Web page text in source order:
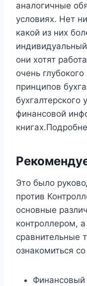
аналогичные
условиях. Нет
какой из них
они хотят
очень
принципов
бухгалтерского
финансовой
Это было
против
основные
контроллером,
сравнительные
ознакомиться
Финансовый